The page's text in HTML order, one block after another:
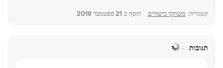
קטגוריה: משחקי כישורים הוסף ב 21 ספטמבר 2019
תגובות